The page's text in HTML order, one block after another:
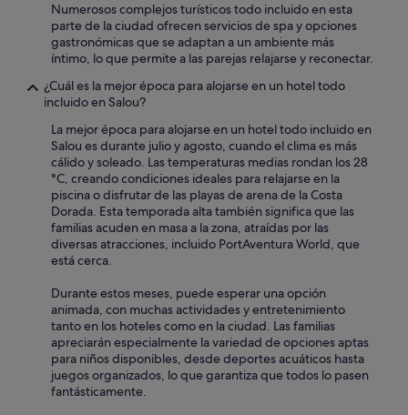
Numerosos complejos turísticos todo incluido en esta
parte de la ciudad ofrecen servicios de spa y opciones
gastronómicas que se adaptan a un ambiente más
íntimo, lo que permite a las parejas relajarse y reconectar.
¿Cuál es la mejor época para alojarse en un hotel todo
incluido en Salou?
La mejor época para alojarse en un hotel todo incluido en
Salou es durante julio y agosto, cuando el clima es más
cálido y soleado. Las temperaturas medias rondan los 28
°C, creando condiciones ideales para relajarse en la
piscina o disfrutar de las playas de arena de la Costa
Dorada. Esta temporada alta también significa que las
familias acuden en masa a la zona, atraídas por las
diversas atracciones, incluido PortAventura World, que
está cerca.
Durante estos meses, puede esperar una opción
animada, con muchas actividades y entretenimiento
tanto en los hoteles como en la ciudad. Las familias
apreciarán especialmente la variedad de opciones aptas
para niños disponibles, desde deportes acuáticos hasta
juegos organizados, lo que garantiza que todos lo pasen
fantásticamente.